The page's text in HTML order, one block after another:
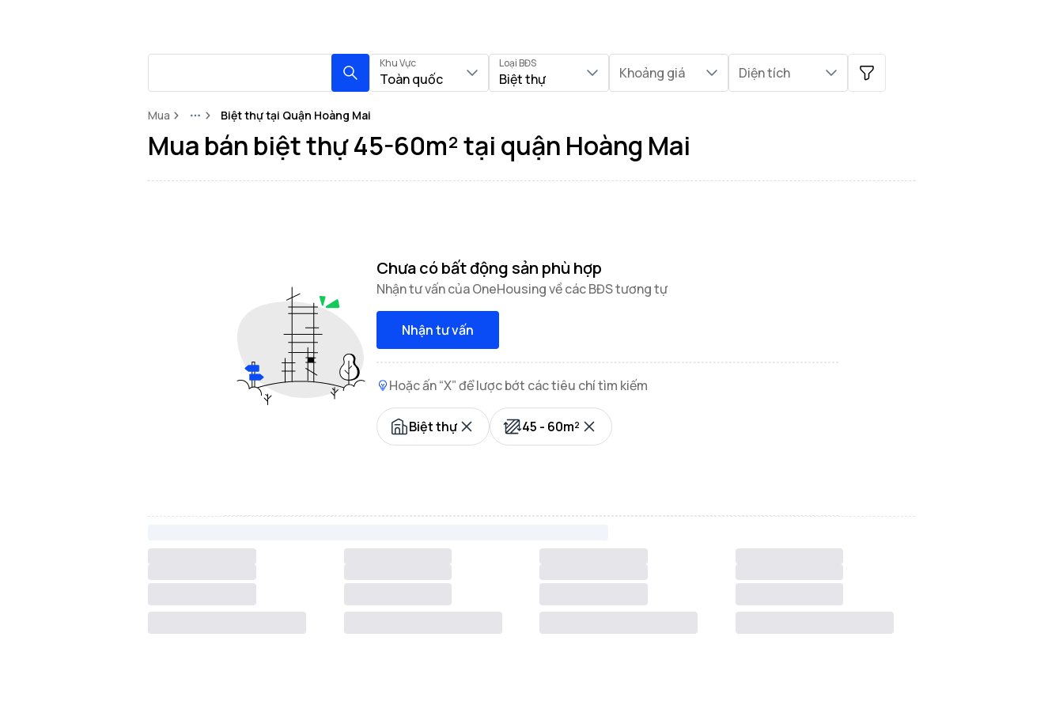
Khu Vực
Toàn quốc
Loại BĐS
Biệt thự Khoảng giá Diện tích
Mua MoreBiệt thự tại Quận Hoàng Mai
Mua bán biệt thự 45-60m² tại quận Hoàng Mai
Chưa có bất động sản phù hợp
Nhận tư vấn của OneHousing về các BĐS tương tự
Nhận tư vấn
Hoặc ấn “X” để lược bớt các tiêu chí tìm kiếm
Biệt thự 45 - 60m²